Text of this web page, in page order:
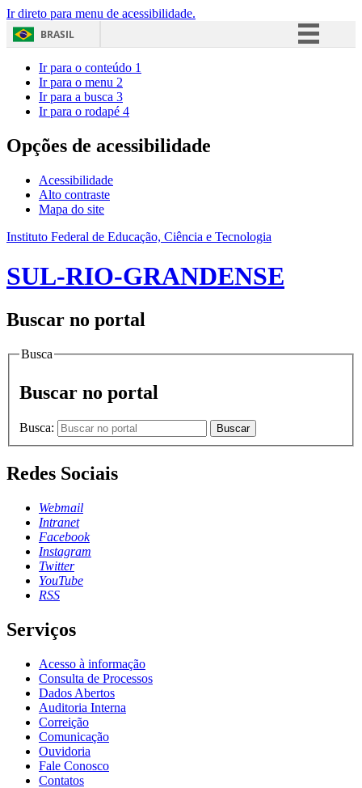
Ir direto para menu de acessibilidade.
BRASIL
Acesso à informação
Ir para o conteúdo 1
Ir para o menu 2
Ir para a busca 3
Ir para o rodapé 4
Opções de acessibilidade
Acessibilidade
Alto contraste
Mapa do site
Instituto Federal de Educação, Ciência e Tecnologia
SUL-RIO-GRANDENSE
Buscar no portal
Busca
Buscar no portal
Busca: Buscar
Redes Sociais
Webmail
Intranet
Facebook
Instagram
Twitter
YouTube
RSS
Serviços
Acesso à informação
Consulta de Processos
Dados Abertos
Auditoria Interna
Correição
Comunicação
Ouvidoria
Fale Conosco
Contatos